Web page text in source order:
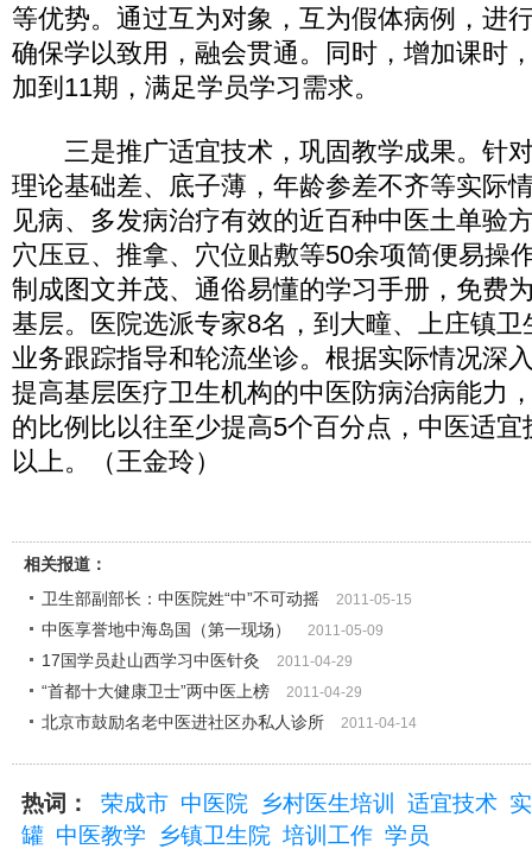
等优势。通过互为对象，互为假体病例，进
确保学以致用，融会贯通。同时，增加课时
加到11期，满足学员学习需求。
三是推广适宜技术，巩固教学成果。针
理论基础差、底子薄，年龄参差不齐等实际
见病、多发病治疗有效的近百种中医土单验
穴压豆、推拿、穴位贴敷等50余项简便易操
制成图文并茂、通俗易懂的学习手册，免费
基层。医院选派专家8名，到大疃、上庄镇
业务跟踪指导和轮流坐诊。根据实际情况深
提高基层医疗卫生机构的中医防病治病能力
的比例比以往至少提高5个百分点，中医适
以上。（王金玲）
相关报道：
卫生部副部长：中医院姓“中”不可动摇
2011-05-15
中医享誉地中海岛国（第一现场） 2011-05-09
17国学员赴山西学习中医针灸 2011-04-29
“首都十大健康卫士”两中医上榜 2011-04-29
北京市鼓励名老中医进社区办私人诊所 2011-04-14
热词： 荣成市 中医院 乡村医生培训 适宜技术
罐 中医教学 乡镇卫生院 培训工作 学员